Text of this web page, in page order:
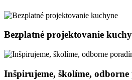
Bezplatné projektovanie
Inšpirujeme, školíme,